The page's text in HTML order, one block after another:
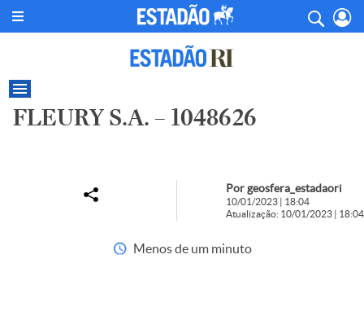
FLEURY S.A. – 1048626
Por geosfera_estadaori
10/01/2023 | 18:04
Atualização: 10/01/2023 | 18:04
Menos de um minuto